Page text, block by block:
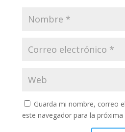
Guarda mi nombre, correo
este navegador para la